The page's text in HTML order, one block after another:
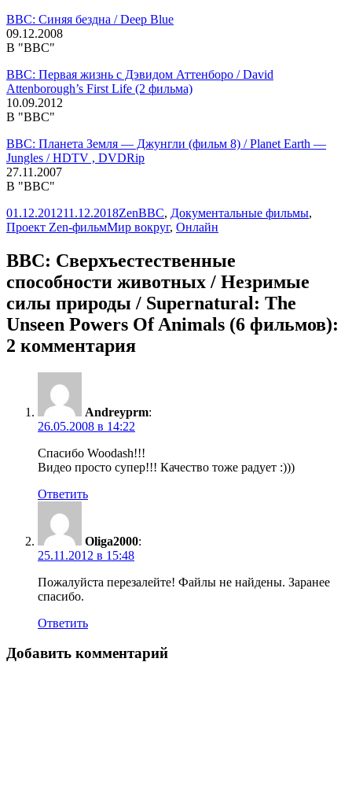
BBC: Синяя бездна / Deep Blue
09.12.2008
В "BBC"
BBC: Первая жизнь с Дэвидом Аттенборо / David
Attenborough’s First Life (2 фильма)
10.09.2012
В "BBC"
BBC: Планета Земля — Джунгли (фильм 8) / Planet Earth —
Jungles / HDTV , DVDRip
27.11.2007
В "BBC"
Опубликовано
01.12.201211.12.2018Автор
ZenРубрики
BBC, Документальные фильмы,
Проект Zen-фильмМетки
Мир вокруг, Онлайн
BBC: Сверхъестественные
способности животных / Незримые
силы природы / Supernatural: The
Unseen Powers Of Animals (6 фильмов):
2 комментария
Andreyprm:
26.05.2008 в 14:22
Спасибо Woodash!!!
Видео просто супер!!! Качество тоже радует :)))
Ответить
Oliga2000:
25.11.2012 в 15:48
Пожалуйста перезалейте! Файлы не найдены. Заранее
спасибо.
Ответить
Добавить комментарий